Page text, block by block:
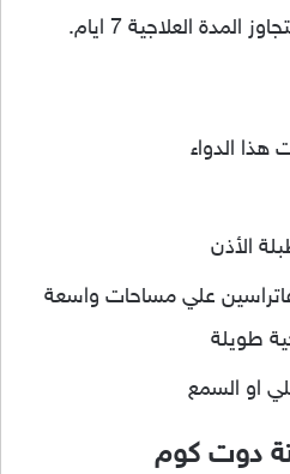
العلاجية 7 ايام.
الدواء
الأذن
علي مساحات واسعة
طويلة
او السمع
دوت كوم